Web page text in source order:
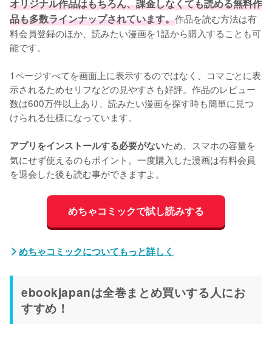
オリジナル作品はもちろん、課金しなくても読める無料作
品も多数ラインナップされています。作品を読む方法は有
料会員登録のほか、読みたい漫画を1話から購入することも可
能です。
1ページすべてを画面上に表示するのではなく、コマごとに表
示されるためセリフなどの見やすさも好評。作品のレビュー
数は600万件以上あり、読みたい漫画を探す時も簡単に見つ
けられる仕様になっています。
アプリをインストールする必要がないため、スマホの容量を
気にせず使えるのもポイント。一度購入した漫画は有料会員
を退会した後も読む事ができますよ。
めちゃコミックで試し読みする
めちゃコミックについてもっと詳しく
ebookjapanは全巻まとめ買いする人にお
すすめ！